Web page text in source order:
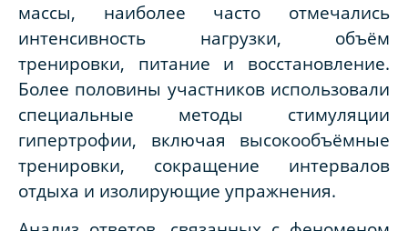
массы, наиболее часто отмечались
интенсивность нагрузки, объём
тренировки, питание и восстановление.
Более половины участников использовали
специальные методы стимуляции
гипертрофии, включая высокообъёмные
тренировки, сокращение интервалов
отдыха и изолирующие упражнения.